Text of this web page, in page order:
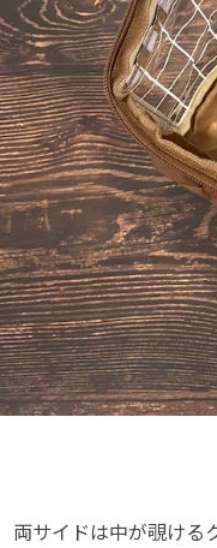
両サイドは中が覗ける